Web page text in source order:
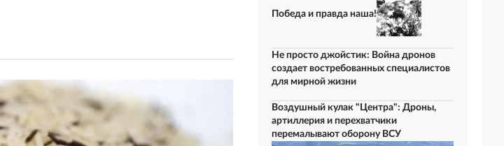
Победа и правда наша!
Не просто джойстик: Война дронов
создает востребованных специалистов
для мирной жизни
Воздушный кулак "Центра": Дроны,
артиллерия и перехватчики
перемалывают оборону ВСУ